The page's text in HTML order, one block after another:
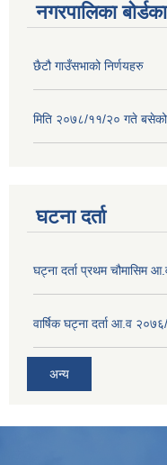
नगरपालिका
छैटौ गाउँसभाको निर्णयहरु
मिति २०७८/११/२० गते बसेको
घटना दर्ता
घट्ना दर्ता प्रथम चौमासिम
वार्षिक घट्ना दर्ता आ.व
अन्य